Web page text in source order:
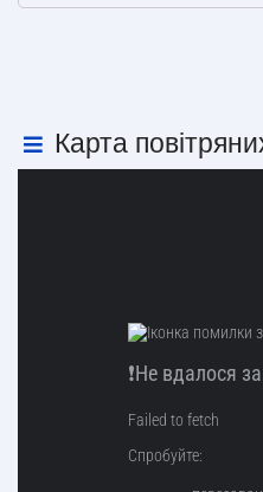
Карта